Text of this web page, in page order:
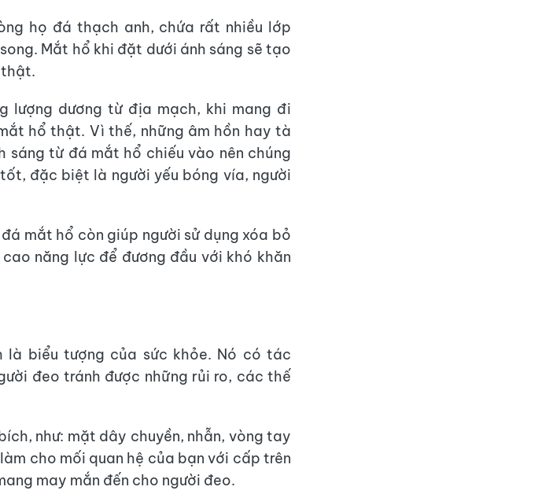
họ đá thạch anh, chứa rất nhiều lớp
Mắt hổ khi đặt dưới ánh sáng sẽ tạo
thật.
lượng dương từ địa mạch, khi mang đi
hổ thật. Vì thế, những âm hồn hay tà
sáng từ đá mắt hổ chiếu vào nên chúng
đặc biệt là người yếu bóng vía, người
mắt hổ còn giúp người sử dụng xóa bỏ
năng lực để đương đầu với khó khăn
biểu tượng của sức khỏe. Nó có tác
đeo tránh được những rủi ro, các thế
như: mặt dây chuyền, nhẫn, vòng tay
cho mối quan hệ của bạn với cấp trên
may mắn đến cho người đeo.